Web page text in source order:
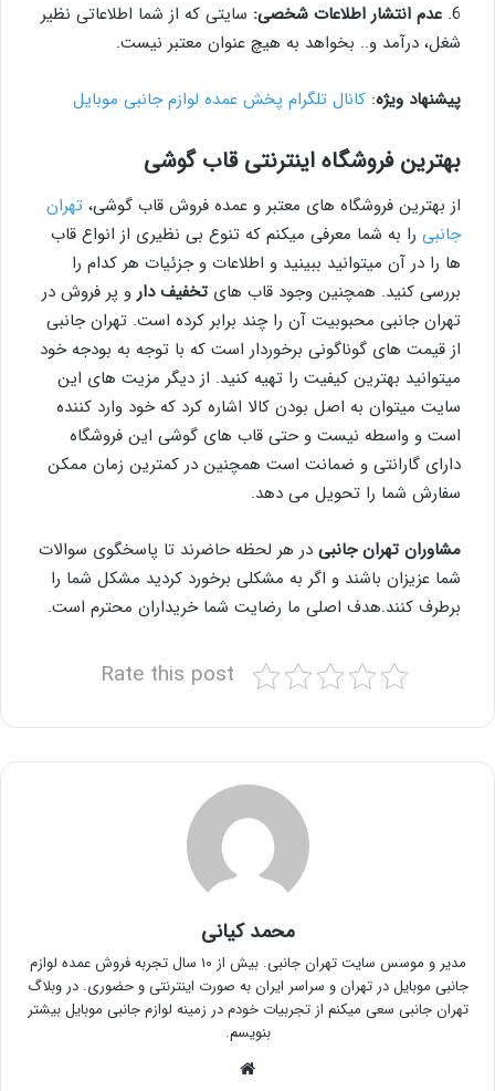
6. عدم انتشار اطلاعات شخصی: سایتی که از شما اطلاعاتی نظیر
شغل، درآمد و.. بخواهد به هیچ عنوان معتبر نیست.
پیشنهاد ویژه: کانال تلگرام پخش عمده لوازم جانبی موبایل
بهترین فروشگاه اینترنتی قاب گوشی
از بهترین فروشگاه های معتبر و عمده فروش قاب گوشی، تهران
جانبی را به شما معرفی میکنم که تنوع بی نظیری از انواع قاب
ها را در آن میتوانید ببینید و اطلاعات و جزئیات هر کدام را
بررسی کنید. همچنین وجود قاب های تخفیف دارو پر فروش در
تهران جانبی محبوبیت آن را چند برابر کرده است. تهران جانبی
از قیمت های گوناگونی برخوردار است که با توجه به بودجه خود
میتوانید بهترین کیفیت را تهیه کنید. از دیگر مزیت های این
سایت میتوان به اصل بودن کالا اشاره کرد که خود وارد کننده
است و واسطه نیست و حتی قاب های گوشی این فروشگاه
دارای گارانتی و ضمانت است همچنین در کمترین زمان ممکن
سفارش شما را تحویل می دهد.
مشاوران تهران جانبی در هر لحظه حاضرند تا پاسخگوی سوالات
شما عزیزان باشند و اگر به مشکلی برخورد کردید مشکل شما را
برطرف کنند.هدف اصلی ما رضایت شما خریداران محترم است.
Rate this post
محمد کیانی
مدیر و موسس سایت تهران جانبی. بیش از ۱۰ سال تجربه فروش عمده لوازم
جانبی موبایل در تهران و سراسر ایران به صورت اینترنتی و حضوری. در وبلاگ
تهران جانبی سعی میکنم از تجربیات خودم در زمینه لوازم جانبی موبایل بیشتر
بنویسم.